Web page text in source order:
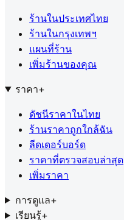
ร้านในประเทศไทย
ร้านในกรุงเทพฯ
แผนที่ร้าน
เพิ่มร้านของคุณ
ราคา+
ดัชนีราคาในไทย
ร้านราคาถูกใกล้ฉัน
ลีดเดอร์บอร์ด
ราคาที่ตรวจสอบล่าสุด
เพิ่มราคา
การดูแล+
เรียนรู้+